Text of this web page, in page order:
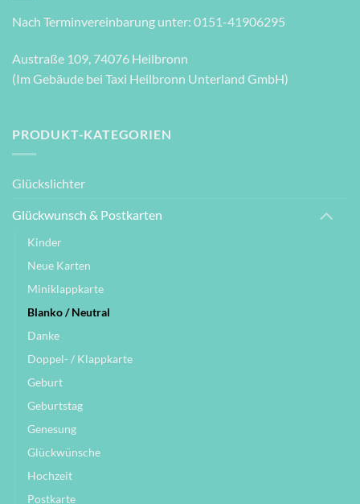
Nach Terminvereinbarung unter: 0151-41906295
Austraße 109, 74076 Heilbronn
(Im Gebäude bei Taxi Heilbronn Unterland GmbH)
PRODUKT-KATEGORIEN
Glückslichter
Glückwunsch & Postkarten
Kinder
Neue Karten
Miniklappkarte
Blanko / Neutral
Danke
Doppel- / Klappkarte
Geburt
Geburtstag
Genesung
Glückwünsche
Hochzeit
Postkarte